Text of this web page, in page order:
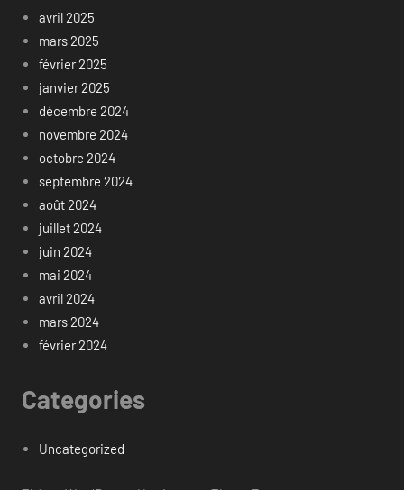
avril 2025
mars 2025
février 2025
janvier 2025
décembre 2024
novembre 2024
octobre 2024
septembre 2024
août 2024
juillet 2024
juin 2024
mai 2024
avril 2024
mars 2024
février 2024
Categories
Uncategorized